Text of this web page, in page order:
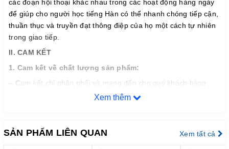
các đoạn hội thoại khác nhau trong các hoạt động hàng ngày
để giúp cho người học tiếng Hàn có thể nhanh chóng tiếp cận,
thuần thục và truyền đạt thông điệp của họ một cách tự nhiên
trong giao tiếp.
II. CAM KẾT
1. Cam kết về chất lượng sản phẩm:
C am kết chỉ phân phối và mang đến cho quý khách hàng
những đầu sách tiếng Hàn chất lượng tốt nhất trên thị trường
– Bảo đảm mỗi quyển sách trước khi xuất kho đều phải qua
thực hiện kiểm tra kỹ lưỡng để loại trừ sự cố có thể xảy ra
Xem thêm
SẢN PHẨM LIÊN QUAN Xem tất cả